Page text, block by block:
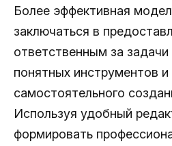
Более эффективная
заключаться в
ответственным за задачи
понятных инструментов
самостоятельного
Используя удобный
формировать